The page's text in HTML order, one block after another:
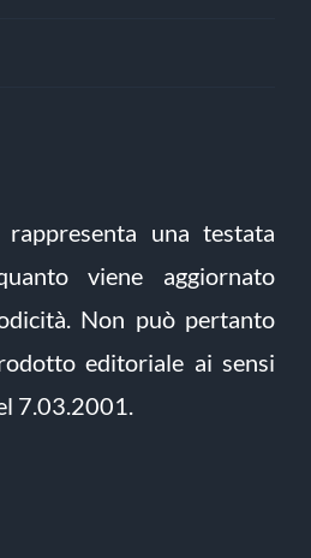
una testata
viene aggiornato
Non può pertanto
editoriale ai sensi
7.03.2001.